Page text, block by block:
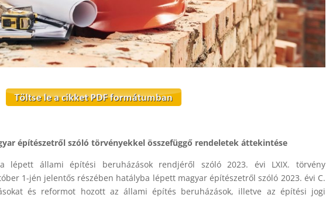
építészetről szóló törvényekkel összefüggő rendeletek áttekintése
lépett állami építési beruházások rendjéről szóló 2023. évi LXIX. törvény
1-jén jelentős részében hatályba lépett magyar építészetről szóló 2023. évi C.
és reformot hozott az állami építés beruházások, illetve az építési jogi